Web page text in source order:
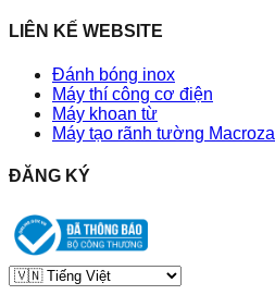
LIÊN KẾ WEBSITE
Đánh bóng inox
Máy thí công cơ điện
Máy khoan từ
Máy tạo rãnh tường Macroza
ĐĂNG KÝ